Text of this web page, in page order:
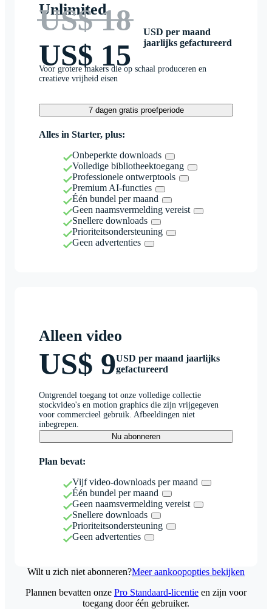
Unlimited
US$ 18
US$ 15
USD per maand
jaarlijks gefactureerd
Voor grotere makers die op schaal produceren en
creatieve vrijheid eisen
7 dagen gratis proefperiode
Alles in Starter, plus:
Onbeperkte downloads
Volledige bibliotheektoegang
Professionele ontwerptools
Premium AI-functies
Één bundel per maand
Geen naamsvermelding vereist
Snellere downloads
Prioriteitsondersteuning
Geen advertenties
Alleen video
US$ 9USD per maand jaarlijks
gefactureerd
Ontgrendel toegang tot onze volledige collectie
stockvideo's en motion graphics die zijn vrijgegeven
voor commercieel gebruik. Afbeeldingen niet
inbegrepen.
Nu abonneren
Plan bevat:
Vijf video-downloads per maand
Één bundel per maand
Geen naamsvermelding vereist
Snellere downloads
Prioriteitsondersteuning
Geen advertenties
Wilt u zich niet abonneren?Meer aankoopopties bekijken
Plannen bevatten onze Pro Standaard-licentie en zijn voor
toegang door één gebruiker.